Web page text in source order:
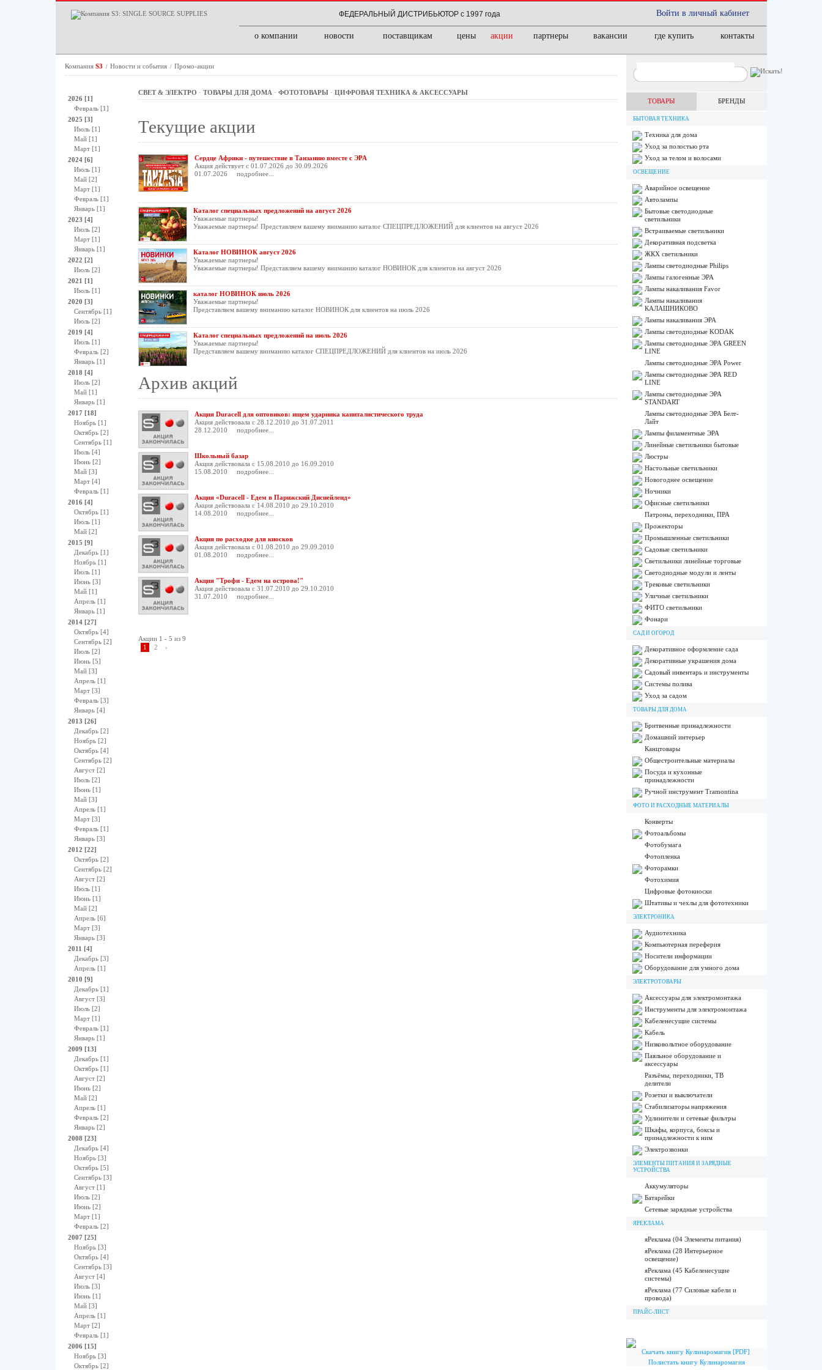
Войти в личный кабинет
ФЕДЕРАЛЬНЫЙ ДИСТРИБЬЮТОР с 1997 года
о компании новости поставщикам цены акции партнеры вакансии где купить контакты
Компания S3 / Новости и события / Промо-акции
2026 [1]
Февраль [1]
2025 [3]
Июль [1]
Май [1]
Март [1]
2024 [6]
Июль [1]
Май [2]
Март [1]
Февраль [1]
Январь [1]
2023 [4]
Июль [2]
Март [1]
Январь [1]
2022 [2]
Июль [2]
2021 [1]
Июль [1]
2020 [3]
Сентябрь [1]
Июль [2]
2019 [4]
Июль [1]
Февраль [2]
Январь [1]
2018 [4]
Июль [2]
Май [1]
Январь [1]
2017 [18]
Ноябрь [1]
Октябрь [2]
Сентябрь [1]
Июль [4]
Июнь [2]
Май [3]
Март [4]
Февраль [1]
2016 [4]
Октябрь [1]
Июль [1]
Май [2]
2015 [9]
Декабрь [1]
Ноябрь [1]
Июль [1]
Июнь [3]
Май [1]
Апрель [1]
Январь [1]
2014 [27]
Октябрь [4]
Сентябрь [2]
Июль [2]
Июнь [5]
Май [3]
Апрель [1]
Март [3]
Февраль [3]
Январь [4]
2013 [26]
Декабрь [2]
Ноябрь [2]
Октябрь [4]
Сентябрь [2]
Август [2]
Июль [2]
Июнь [1]
Май [3]
Апрель [1]
Март [3]
Февраль [1]
Январь [3]
2012 [22]
Октябрь [2]
Сентябрь [2]
Август [2]
Июль [1]
Июнь [1]
Май [2]
Апрель [6]
Март [3]
Январь [3]
2011 [4]
Декабрь [3]
Апрель [1]
2010 [9]
Декабрь [1]
Август [3]
Июль [2]
Март [1]
Февраль [1]
Январь [1]
2009 [13]
Декабрь [1]
Октябрь [1]
Август [2]
Июнь [2]
Май [2]
Апрель [1]
Февраль [2]
Январь [2]
2008 [23]
Декабрь [4]
Ноябрь [3]
Октябрь [5]
Сентябрь [3]
Август [1]
Июль [2]
Июнь [2]
Март [1]
Февраль [2]
2007 [25]
Ноябрь [3]
Октябрь [4]
Сентябрь [3]
Август [4]
Июль [3]
Июнь [1]
Май [3]
Апрель [1]
Март [2]
Февраль [1]
2006 [15]
Ноябрь [3]
Октябрь [2]
СВЕТ & ЭЛЕКТРО · ТОВАРЫ ДЛЯ ДОМА · ФОТОТОВАРЫ· ЦИФРОВАЯ ТЕХНИКА & АКСЕССУАРЫ
Текущие акции
Сердце Африки - путешествие в Танзанию вместе с ЭРА
Акция действует с 01.07.2026 до 30.09.2026
01.07.2026
подробнее...
Каталог специальных предложений на август 2026
Уважаемые партнеры!
Уважаемые партнеры! Представляем вашему вниманию каталог СПЕЦПРЕДЛОЖЕНИЙ для клиентов на август 2026
Каталог НОВИНОК август 2026
Уважаемые партнеры!
Уважаемые партнеры! Представляем вашему вниманию каталог НОВИНОК для клиентов на август 2026
каталог НОВИНОК июль 2026
Уважаемые партнеры!
Представляем вашему вниманию каталог НОВИНОК для клиентов на июль 2026
Каталог специальных предложений на июль 2026
Уважаемые партнеры!
Представляем вашему вниманию каталог СПЕЦПРЕДЛОЖЕНИЙ для клиентов на июль 2026
Архив акций
Акция Duracell для оптовиков: ищем ударника капиталистического труда
Акция действовала с 28.12.2010 до 31.07.2011
28.12.2010
подробнее...
Школьный базар
Акция действовала с 15.08.2010 до 16.09.2010
15.08.2010
подробнее...
Акция «Duracell - Едем в Парижский Диснейленд»
Акция действовала с 14.08.2010 до 29.10.2010
14.08.2010
подробнее...
Акция по расходке для киосков
Акция действовала с 01.08.2010 до 29.09.2010
01.08.2010
подробнее...
Акция "Трофи - Едем на острова!"
Акция действовала с 31.07.2010 до 29.10.2010
31.07.2010
подробнее...
Акции 1 - 5 из 9
1
2 ›
ТОВАРЫ БРЕНДЫ
БЫТОВАЯ ТЕХНИКА
Техника для дома
Уход за полостью рта
Уход за телом и волосами
ОСВЕЩЕНИЕ
Аварийное освещение
Автолампы
Бытовые светодиодные
светильники
Встраиваемые светильники
Декоративная подсветка
ЖКХ светильники
Лампы cветодиодные Philips
Лампы галогенные ЭРА
Лампы накаливания Favor
Лампы накаливания
КАЛАШНИКОВО
Лампы накаливания ЭРА
Лампы светодиодные KODAK
Лампы светодиодные ЭРА GREEN
LINE
Лампы светодиодные ЭРА Power
Лампы светодиодные ЭРА RED
LINE
Лампы светодиодные ЭРА
STANDART
Лампы светодиодные ЭРА Белт-
Лайт
Лампы филаментные ЭРА
Линейные светильники бытовые
Люстры
Настольные светильники
Новогоднее освещение
Ночники
Офисные светильники
Патроны, переходники, ПРА
Прожекторы
Промышленные светильники
Садовые светильники
Светильники линейные торговые
Светодиодные модули и ленты
Трековые светильники
Уличные светильники
ФИТО светильники
Фонари
САД И ОГОРОД
Декоративное оформление сада
Декоративные украшения дома
Садовый инвентарь и инструменты
Системы полива
Уход за садом
ТОВАРЫ ДЛЯ ДОМА
Бритвенные принадлежности
Домашний интерьер
Канцтовары
Общестроительные материалы
Посуда и кухонные
принадлежности
Ручной инструмент Tramontina
ФОТО И РАСХОДНЫЕ МАТЕРИАЛЫ
Конверты
Фотоальбомы
Фотобумага
Фотопленка
Фоторамки
Фотохимия
Цифровые фотокиоски
Штативы и чехлы для фототехники
ЭЛЕКТРОНИКА
Аудиотехника
Компьютерная переферия
Носители информации
Оборудование для умного дома
ЭЛЕКТРОТОВАРЫ
Аксессуары для электромонтажа
Инструменты для электромонтажа
Кабеленесущие системы
Кабель
Низковольтное оборудование
Паяльное оборудование и
аксессуары
Разъёмы, переходники, ТВ
делители
Розетки и выключатели
Стабилизаторы напряжения
Удлинители и сетевые фильтры
Шкафы, корпуса, боксы и
принадлежности к ним
Электрозвонки
ЭЛЕМЕНТЫ ПИТАНИЯ И ЗАРЯДНЫЕ
УСТРОЙСТВА
Аккумуляторы
Батарейки
Сетевые зарядные устройства
ЯРЕКЛАМА
яРеклама (04 Элементы питания)
яРеклама (28 Интерьерное
освещение)
яРеклама (45 Кабеленесущие
системы)
яРеклама (77 Силовые кабели и
провода)
ПРАЙС-ЛИСТ
Скачать книгу Кулинаромагия [PDF]
Полистать книгу Кулинаромагия